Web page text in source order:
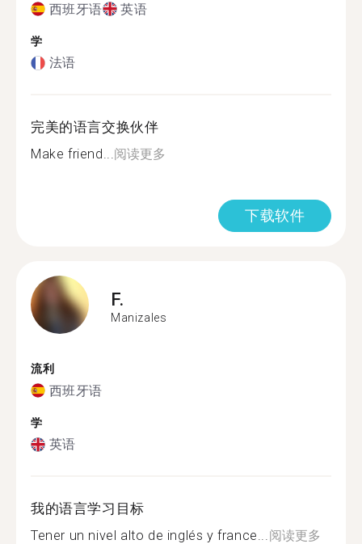
西班牙语 英语
学
法语
完美的语言交换伙伴
Make friend...阅读更多
下载软件
F.
Manizales
流利
西班牙语
学
英语
我的语言学习目标
Tener un nivel alto de inglés y france...阅读更多